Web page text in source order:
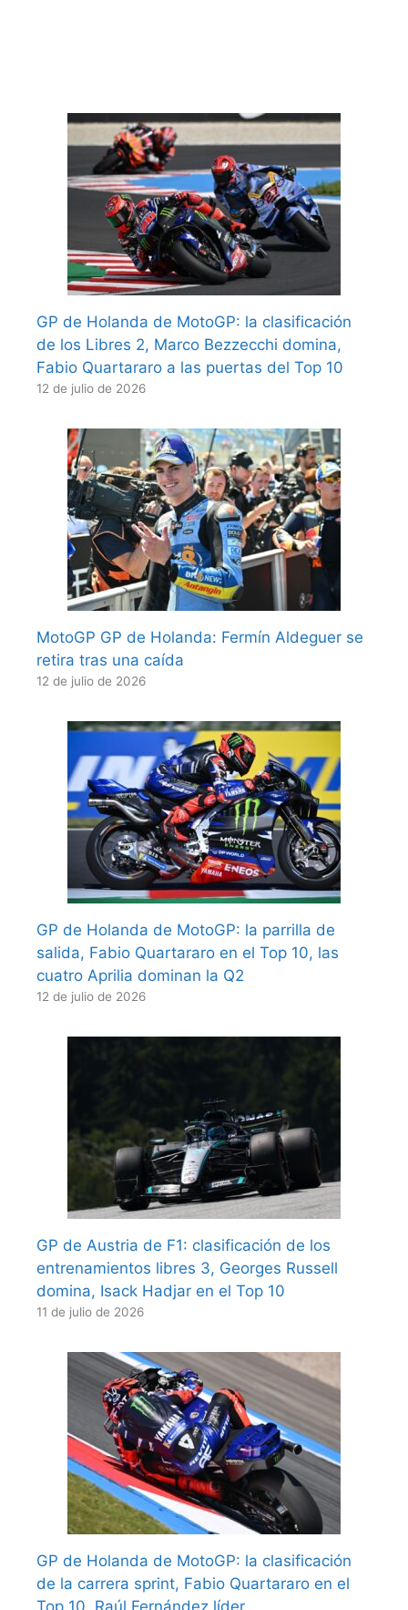
GP de Holanda de MotoGP: la clasificación
de los Libres 2, Marco Bezzecchi domina,
Fabio Quartararo a las puertas del Top 10
12 de julio de 2026
MotoGP GP de Holanda: Fermín Aldeguer se
retira tras una caída
12 de julio de 2026
GP de Holanda de MotoGP: la parrilla de
salida, Fabio Quartararo en el Top 10, las
cuatro Aprilia dominan la Q2
12 de julio de 2026
GP de Austria de F1: clasificación de los
entrenamientos libres 3, Georges Russell
domina, Isack Hadjar en el Top 10
11 de julio de 2026
GP de Holanda de MotoGP: la clasificación
de la carrera sprint, Fabio Quartararo en el